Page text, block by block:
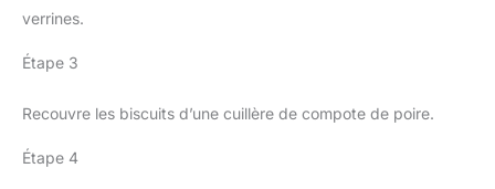
verrines.
Étape 3
Recouvre les biscuits d’une cuillère de compote de poire.
Étape 4